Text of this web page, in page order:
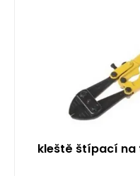
kleště štípací na